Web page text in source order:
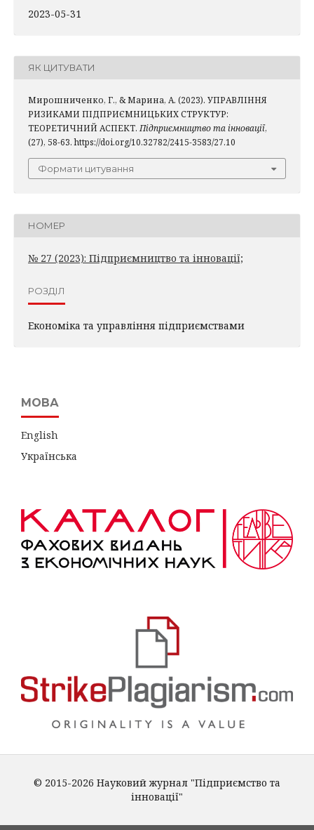
2023-05-31
ЯК ЦИТУВАТИ
Мирошниченко, Г., & Марина, А. (2023). УПРАВЛІННЯ
РИЗИКАМИ ПІДПРИЄМНИЦЬКИХ СТРУКТУР:
ТЕОРЕТИЧНИЙ АСПЕКТ. Підприємництво та інновації,
(27), 58-63. https://doi.org/10.32782/2415-3583/27.10
Формати цитування
НОМЕР
№ 27 (2023): Підприємництво та інновації;
РОЗДІЛ
Економіка та управління підприємствами
МОВА
English
Українська
© 2015-2026 Науковий журнал "Підприємство та
інновації"